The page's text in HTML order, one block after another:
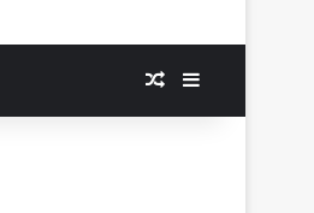
Random Article